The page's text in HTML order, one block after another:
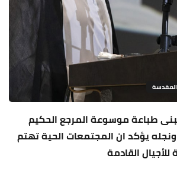
المقدسة
طباعة موسوعة المرجع الحكيم
مجلد.. ونجله يؤكد ان المجتمعات الحية تهتم
للأجيال القادمة